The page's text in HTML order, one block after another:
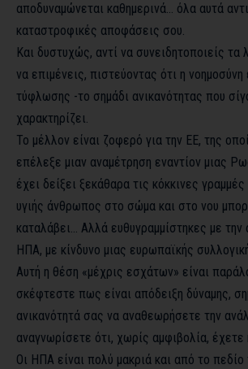
αποδυναμώνεται καθημερινά… όλα αυτά
καταστροφικές αποφάσεις σου.
Και δυστυχώς, αντί να συνειδητοποιείς τα
να επιμένεις, πιστεύοντας ότι η νοημοσύνη
τύφλωσης -το σημάδι ανικανότητας που
χαρακτηρίζει.
Το μέλλον είναι ζοφερό για την ΕΕ, της
επέλεξε μιαν αναμέτρηση εναντίον μιας
έχει δείξει ξεκάθαρα τις κόκκινες
υγιής άνθρωπος στο σώμα και στο νου
καταλάβει… Αλλά ευθυγραμμίστηκες με την
ΗΠΑ, με κίνδυνο μιας ευρωπαϊκής
Αυτή η θέση «μέχρις εσχάτων» είναι
σκέφτεστε πως είναι απόδειξη δύναμης,
ανικανότητά σας να αναθεωρήσετε την
αναγνωρίσετε ότι, χωρίς αμφιβολία,
Οι ΗΠΑ είναι πολύ μακριά και από το πεδίο